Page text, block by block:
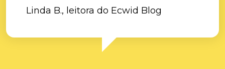
Linda B., leitora do Ecwid Blog